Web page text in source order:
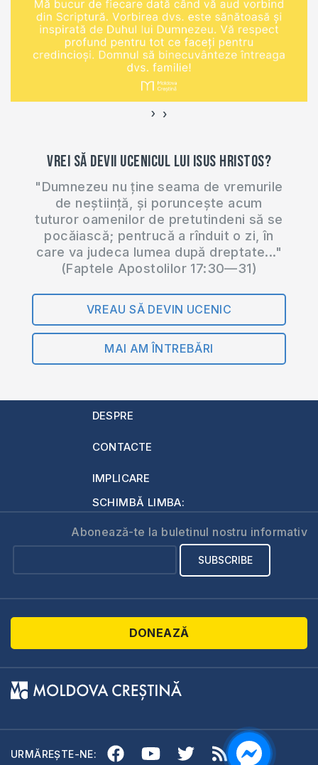
‹ ›
Vrei să devii ucenicul lui Isus Hristos?
"Dumnezeu nu ține seama de vremurile
de neștiință, și poruncește acum
tuturor oamenilor de pretutindeni să se
pocăiască; pentrucă a rînduit o zi, în
care va judeca lumea după dreptate..."
(Faptele Apostolilor 17:30—31)
VREAU SĂ DEVIN UCENIC
MAI AM ÎNTREBĂRI
DESPRE
CONTACTE
IMPLICARE
SCHIMBĂ LIMBA:
Abonează-te la buletinul nostru informativ
DONEAZĂ
URMĂREȘTE-NE: